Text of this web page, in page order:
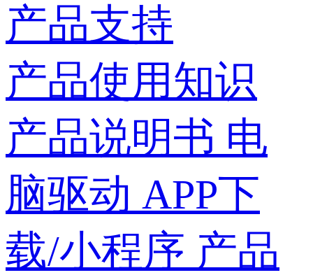
产品支持
产品使用知识
产品说明书 电
脑驱动 APP下
载/小程序 产品